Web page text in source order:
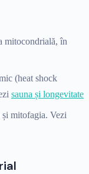
mitocondrială, în
(heat shock
sauna și longevitate
mitofagia. Vezi